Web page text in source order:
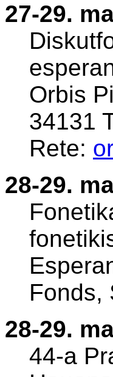
27-29.
Orbis
34131
Rete:
28-29.
Fonds,
28-29.
44-a